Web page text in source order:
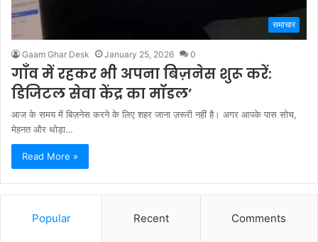
समाचार
Gaam Ghar Desk January 25, 2026 0
गाँव में रहकर भी अपना बिज़नेस शुरू करें:
डिजिटल सेवा केंद्र का मॉडल’
आज के समय में बिज़नेस करने के लिए शहर जाना ज़रूरी नहीं है। अगर आपके पास सोच,
मेहनत और थोड़ा…
Read More »
Popular Recent Comments